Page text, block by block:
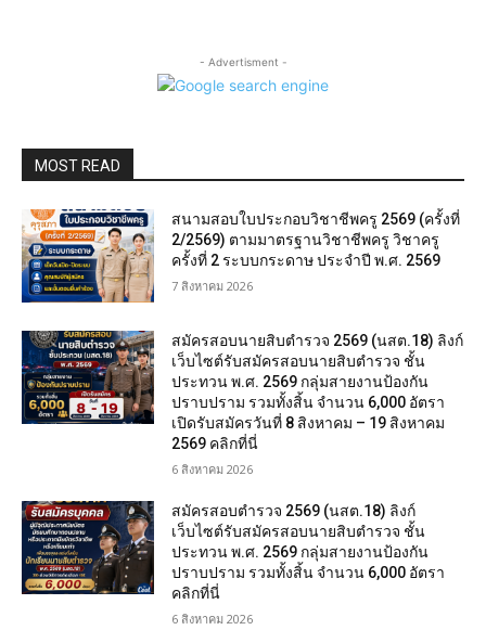
- Advertisment -
MOST READ
สนามสอบใบประกอบวิชาชีพครู 2569 (ครั้งที่
2/2569) ตามมาตรฐานวิชาชีพครู วิชาครู
ครั้งที่ 2 ระบบกระดาษ ประจำปี พ.ศ. 2569
7 สิงหาคม 2026
สมัครสอบนายสิบตำรวจ 2569 (นสต.18) ลิงก์
เว็บไซต์รับสมัครสอบนายสิบตำรวจ ชั้น
ประทวน พ.ศ. 2569 กลุ่มสายงานป้องกัน
ปราบปราม รวมทั้งสิ้น จำนวน 6,000 อัตรา
เปิดรับสมัครวันที่ 8 สิงหาคม – 19 สิงหาคม
2569 คลิกที่นี่
6 สิงหาคม 2026
สมัครสอบตํารวจ 2569 (นสต.18) ลิงก์
เว็บไซต์รับสมัครสอบนายสิบตำรวจ ชั้น
ประทวน พ.ศ. 2569 กลุ่มสายงานป้องกัน
ปราบปราม รวมทั้งสิ้น จำนวน 6,000 อัตรา
คลิกที่นี่
6 สิงหาคม 2026